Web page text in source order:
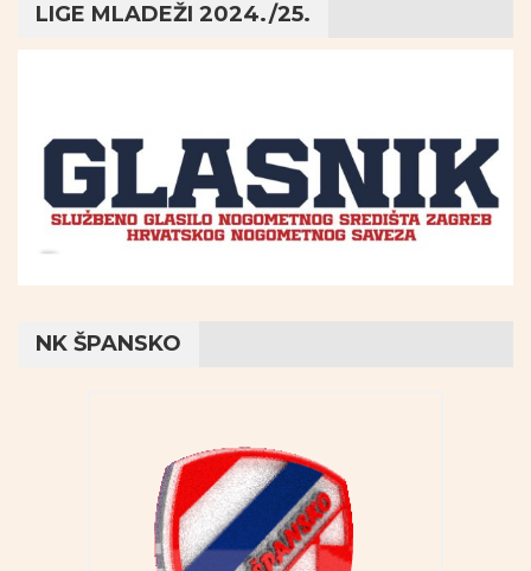
LIGE MLADEŽI 2024./25.
NK ŠPANSKO